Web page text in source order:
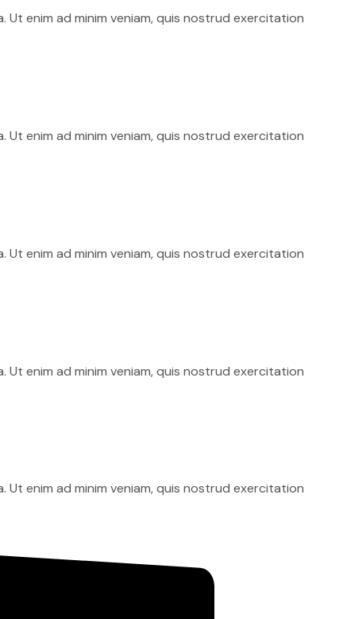
enim ad minim veniam, quis nostrud exercitation
enim ad minim veniam, quis nostrud exercitation
enim ad minim veniam, quis nostrud exercitation
enim ad minim veniam, quis nostrud exercitation
enim ad minim veniam, quis nostrud exercitation